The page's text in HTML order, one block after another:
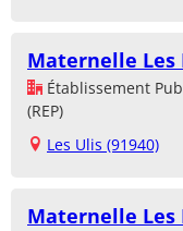
Maternelle Les
Établissement
(REP)
Les Ulis (91940)
Maternelle Les